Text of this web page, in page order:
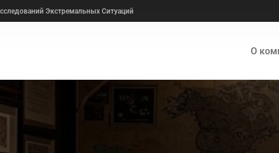
Экстремальных Ситуаций
О